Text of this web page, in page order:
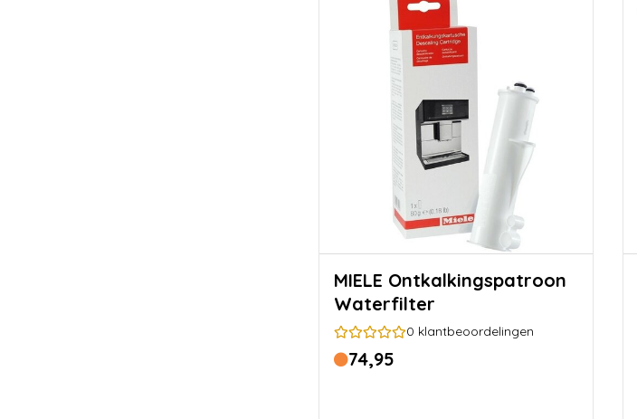
MIELE Ontkalkingspatroon
Waterfilter
0 klantbeoordelingen
74,95